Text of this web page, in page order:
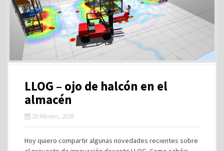
LLOG – ojo de halcón en el
almacén
28 febrero, 2026
Hoy quiero compartir algunas novedades recientes sobre